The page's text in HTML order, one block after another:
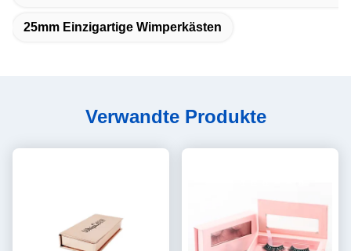
25mm Einzigartige Wimperkästen
Verwandte Produkte